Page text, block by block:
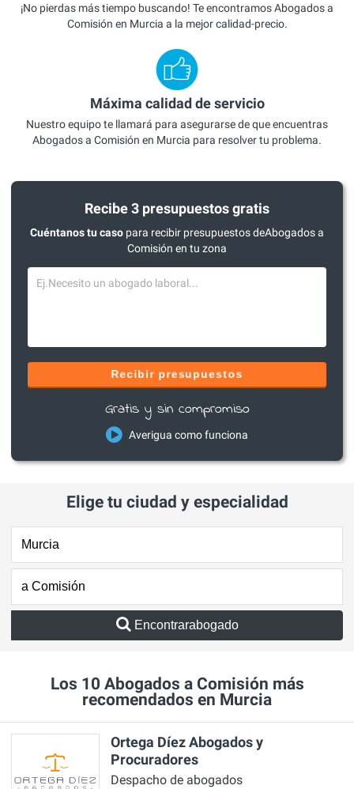
¡No pierdas más tiempo buscando! Te encontramos Abogados a
Comisión en Murcia a la mejor calidad-precio.
Máxima calidad de servicio
Nuestro equipo te llamará para asegurarse de que encuentras
Abogados a Comisión en Murcia para resolver tu problema.
Recibe 3 presupuestos gratis
Cuéntanos tu caso para recibir presupuestos deAbogados a
Comisión en tu zona
Recibir presupuestos
Gratis y sin compromiso
Averigua como funciona
Elige tu ciudad y especialidad
Encontrarabogado
Los 10 Abogados a Comisión más
recomendados en Murcia
Ortega Díez Abogados y
Procuradores
Despacho de abogados